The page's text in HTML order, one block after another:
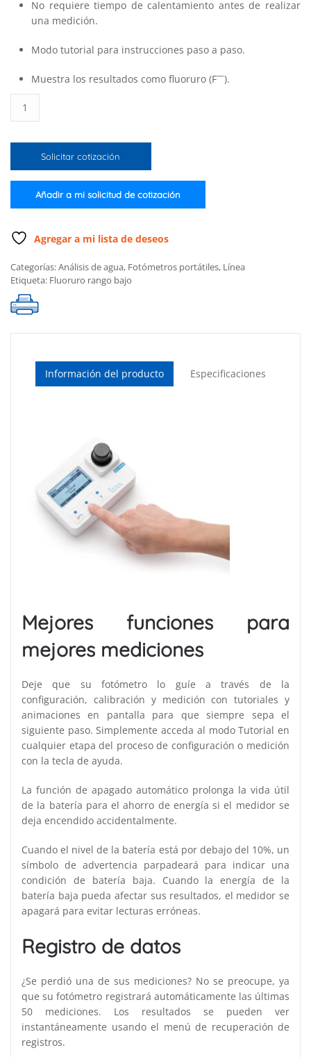
No requiere tiempo de calentamiento antes de realizar
una medición.
Modo tutorial para instrucciones paso a paso.
Muestra los resultados como fluoruro (F—).
para
intervalo
medidor)
Solicitar cotización
Añadir a mi solicitud de cotización
Agregar a mi lista de deseos
Categorías:Análisis de agua, Fotómetros portátiles, Línea
Etiqueta: Fluoruro rango bajo
Información del producto Especificaciones
Mejores funciones para
mejores mediciones
Deje que su fotómetro lo guíe a través de la
configuración, calibración y medición con tutoriales y
animaciones en pantalla para que siempre sepa el
siguiente paso. Simplemente acceda al modo Tutorial en
cualquier etapa del proceso de configuración o medición
con la tecla de ayuda.
La función de apagado automático prolonga la vida útil
de la batería para el ahorro de energía si el medidor se
deja encendido accidentalmente.
Cuando el nivel de la batería está por debajo del 10%, un
símbolo de advertencia parpadeará para indicar una
condición de batería baja. Cuando la energía de la
batería baja pueda afectar sus resultados, el medidor se
apagará para evitar lecturas erróneas.
Registro de datos
¿Se perdió una de sus mediciones? No se preocupe, ya
que su fotómetro registrará automáticamente las últimas
50 mediciones. Los resultados se pueden ver
instantáneamente usando el menú de recuperación de
registros.